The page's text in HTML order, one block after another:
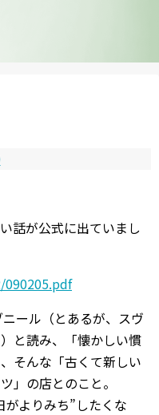
話が公式に出ていまし
ール（とあるが、スヴ
と読み、「懐かしい慣
そんな「古くて新しい
」の店とのこと。
がよりみち”したくな